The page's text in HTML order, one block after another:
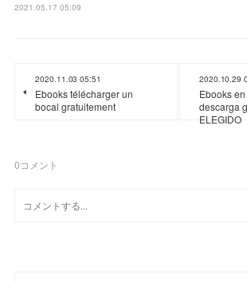
2021.05.17 05:09
2020.11.03 05:51
Ebooks télécharger un
bocal gratuitement
2020.10.29
Ebooks
descarga
ELEGIDO
0コメント